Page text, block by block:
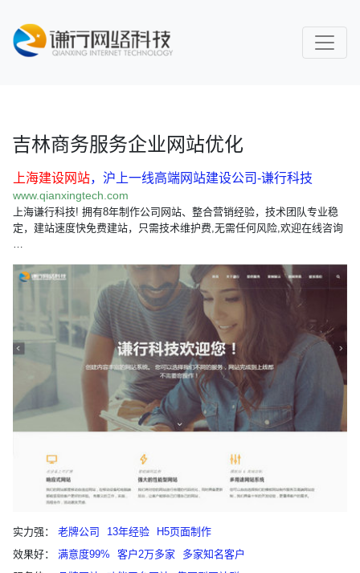
吉林商务服务企业网站优化
上海建设网站，沪上一线高端网站建设公司-谦行科技
www.qianxingtech.com
上海谦行科技! 拥有8年制作公司网站、整合营销经验，技术团队专业稳
定，建站速度快免费建站，只需技术维护费,无需任何风险,欢迎在线咨询
…
实力强： 老牌公司 13年经验
H5页面制作
效果好：
满意度99% 客户2万多家
多家知名客户